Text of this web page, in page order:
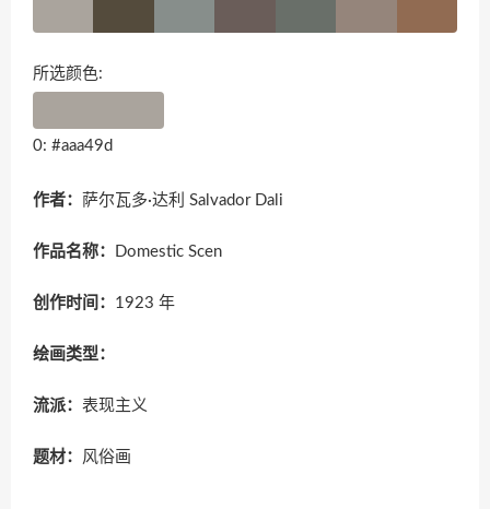
所选颜色:
0: #aaa49d
作者： 萨尔瓦多·达利 Salvador Dali
作品名称： Domestic Scen
创作时间： 1923 年
绘画类型：
流派： 表现主义
题材： 风俗画